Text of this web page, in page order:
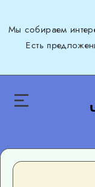
Мы собираем
Есть